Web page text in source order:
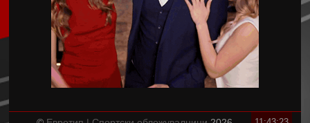
Лука Зидан се раздели со Гранада
Џеронимо Рули е нов втор голман на Сити
издание